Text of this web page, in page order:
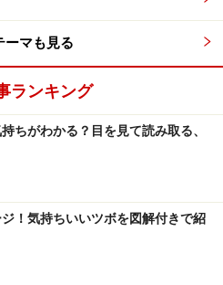
ーマも見る
ランキング
ちがわかる？目を見て読み取る、
！気持ちいいツボを図解付きで紹